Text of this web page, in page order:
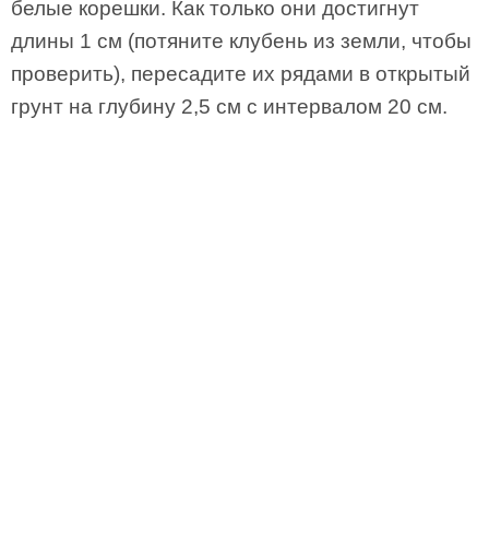
белые корешки. Как только они достигнут
длины 1 см (потяните клубень из земли, чтобы
проверить), пересадите их рядами в открытый
грунт на глубину 2,5 см с интервалом 20 см.